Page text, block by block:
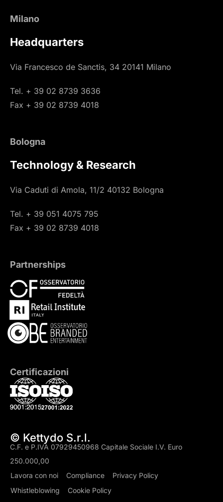
Milano
Headquarters
Via Francesco de Sanctis, 34 20141 Milano
Tel. + 39 02 8739 3636
Fax + 39 02 8739 4018
Bologna
Technology & Research
Via Caduti di Amola, 11/2 40132 Bologna
Tel. + 39 051 4075 795
Fax + 39 02 8739 4018
Partnerships
Certificazioni
© Kettydo S.r.l.
C.F. e P.IVA 07929450968 Capitale Sociale I.V. Euro
250.000,00
Lavora con noi
Compliance
Privacy Policy
Whistleblowing
Cookie Policy